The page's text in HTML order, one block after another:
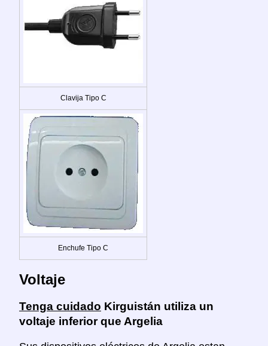
Clavija Tipo C
Enchufe Tipo C
Voltaje
Tenga cuidado Kirguistán utiliza un
voltaje inferior que Argelia